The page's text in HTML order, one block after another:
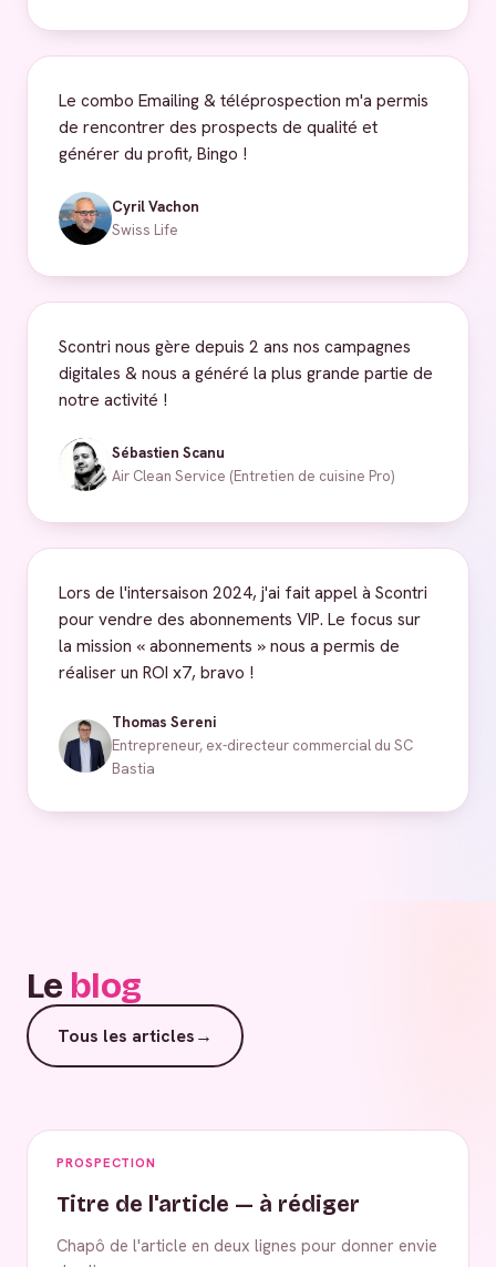
Le combo Emailing & téléprospection m'a permis
de rencontrer des prospects de qualité et
générer du profit, Bingo !
Cyril Vachon
Swiss Life
Scontri nous gère depuis 2 ans nos campagnes
digitales & nous a généré la plus grande partie de
notre activité !
Sébastien Scanu
Air Clean Service (Entretien de cuisine Pro)
Lors de l'intersaison 2024, j'ai fait appel à Scontri
pour vendre des abonnements VIP. Le focus sur
la mission « abonnements » nous a permis de
réaliser un ROI x7, bravo !
Thomas Sereni
Entrepreneur, ex-directeur commercial du SC
Bastia
Le blog
Tous les articles→
PROSPECTION
Titre de l'article — à rédiger
Chapô de l'article en deux lignes pour donner envie